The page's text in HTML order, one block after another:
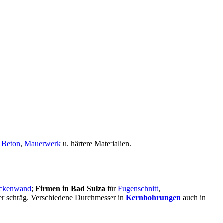
, Mauerwerk u. härtere Materialien.
; Firmen in Bad Sulza fürFugenschnitt,
schräg. Verschiedene Durchmesser in Kernbohrungen auch in